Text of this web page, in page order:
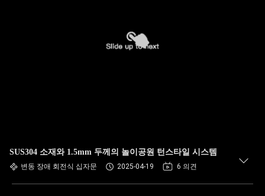
SUS304 소재와 1.5mm 두께의 놀이공원 턴스타일 시스템
변동 장애 회전식 십자문 2025-04-19 6 의견